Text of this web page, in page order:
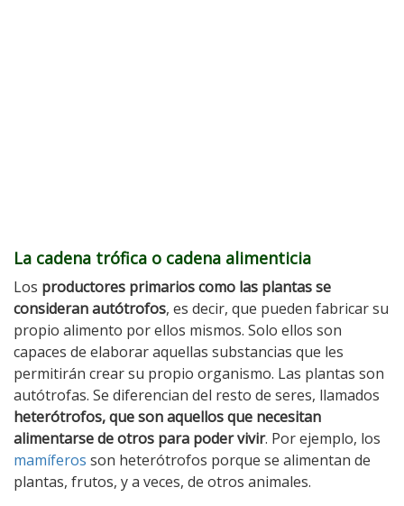
La cadena trófica o cadena alimenticia
Los productores primarios como las plantas se
consideran autótrofos, es decir, que pueden fabricar su
propio alimento por ellos mismos. Solo ellos son
capaces de elaborar aquellas substancias que les
permitirán crear su propio organismo. Las plantas son
autótrofas. Se diferencian del resto de seres, llamados
heterótrofos, que son aquellos que necesitan
alimentarse de otros para poder vivir. Por ejemplo, los
mamíferos son heterótrofos porque se alimentan de
plantas, frutos, y a veces, de otros animales.